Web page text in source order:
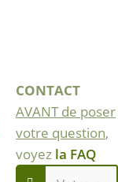
CONTACT
AVANT de poser
votre question,
voyez la FAQ